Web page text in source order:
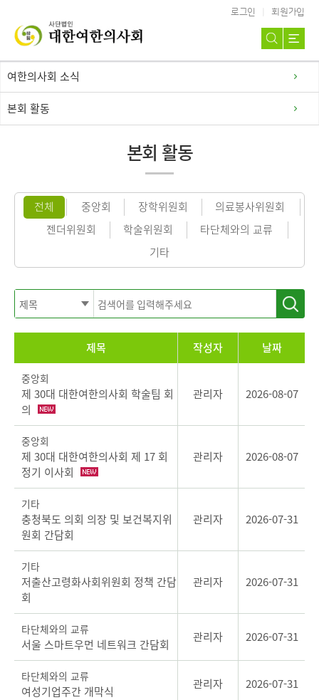
로그인 회원가입
여한의사회 소식
본회 활동
본회 활동
전체 중앙회 장학위원회
의료봉사위원회
젠더위원회
학술위원회
타단체와의 교류
기타
제목 작성자 날짜
중앙회
제 30대 대한여한의사회 학술팀 회
의
관리자 2026-08-07
중앙회
제 30대 대한여한의사회 제 17 회
정기 이사회
관리자 2026-08-07
기타
충청북도 의회 의장 및 보건복지위
원회 간담회
관리자 2026-07-31
기타
저출산고령화사회위원회 정책 간담
회
관리자 2026-07-31
타단체와의 교류
서울 스마트우먼 네트워크 간담회 관리자 2026-07-31
타단체와의 교류
여성기업주간 개막식 관리자 2026-07-31